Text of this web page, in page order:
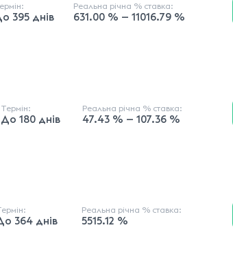
395 днів
Реальна річна % ставка:
631.00 % — 11016.79 %
Термін:
До 180 днів
Реальна річна % ставка:
47.43 % — 107.36 %
364 днів
Реальна річна % ставка:
5515.12 %